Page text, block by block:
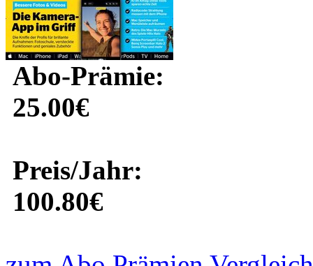
Abo-Prämie:
25.00€
Preis/Jahr:
100.80€